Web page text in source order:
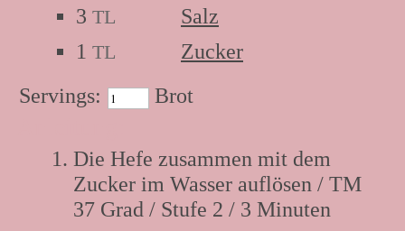
3 TL
Salz
1 TL
Zucker
Servings:
Brot
Die Hefe zusammen mit dem
Zucker im Wasser auflösen / TM
37 Grad / Stufe 2 / 3 Minuten